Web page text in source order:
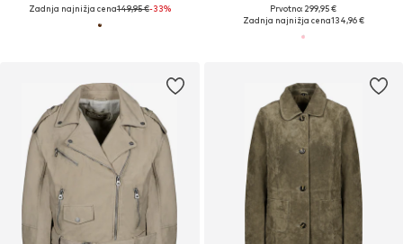
Zadnja najnižja cena149,95 €-33%
Prvotno: 299,95 €
Zadnja najnižja cena134,96 €